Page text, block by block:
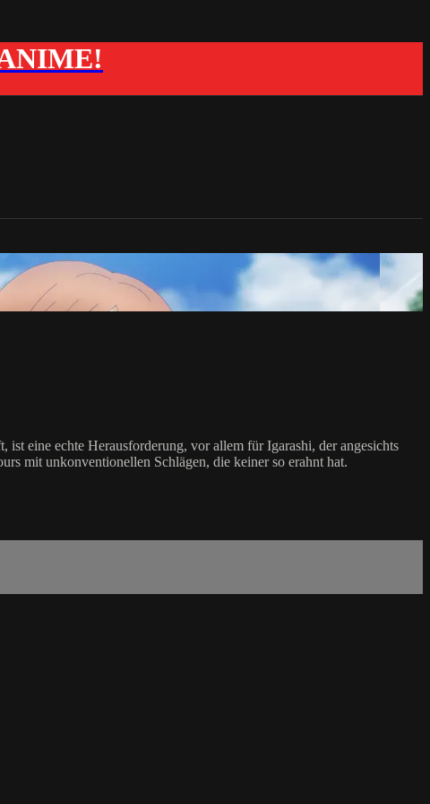
eine echte Herausforderung, vor allem für Igarashi, der angesichts
mit unkonventionellen Schlägen, die keiner so erahnt hat.